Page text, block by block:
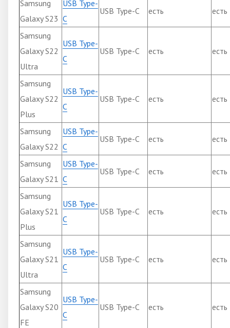
Samsung
Galaxy S23
USB Type-
C
USB Type-C есть есть
Samsung
Galaxy S22
Ultra
USB Type-
C
USB Type-C есть есть
Samsung
Galaxy S22
Plus
USB Type-
C
USB Type-C есть есть
Samsung
Galaxy S22
USB Type-
C
USB Type-C есть есть
Samsung
Galaxy S21
USB Type-
C
USB Type-C есть есть
Samsung
Galaxy S21
Plus
USB Type-
C
USB Type-C есть есть
Samsung
Galaxy S21
Ultra
USB Type-
C
USB Type-C есть есть
Samsung
Galaxy S20
FE
USB Type-
C
USB Type-C есть есть